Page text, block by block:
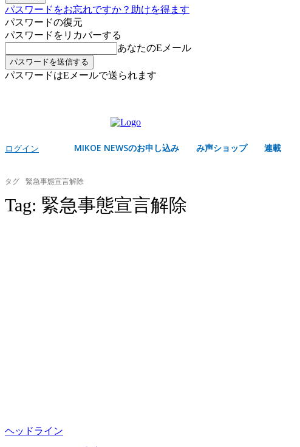
パスワードをお忘れですか？助けを得ます
パスワードの復元
パスワードをリカバーする
あなたのEメール
パスワードはEメールで送られます
ログイン MIKOE NEWSのお申し込み み声ショップ 連載
タグ 緊急事態宣言解除
Tag: 緊急事態宣言解除
ヘッドライン